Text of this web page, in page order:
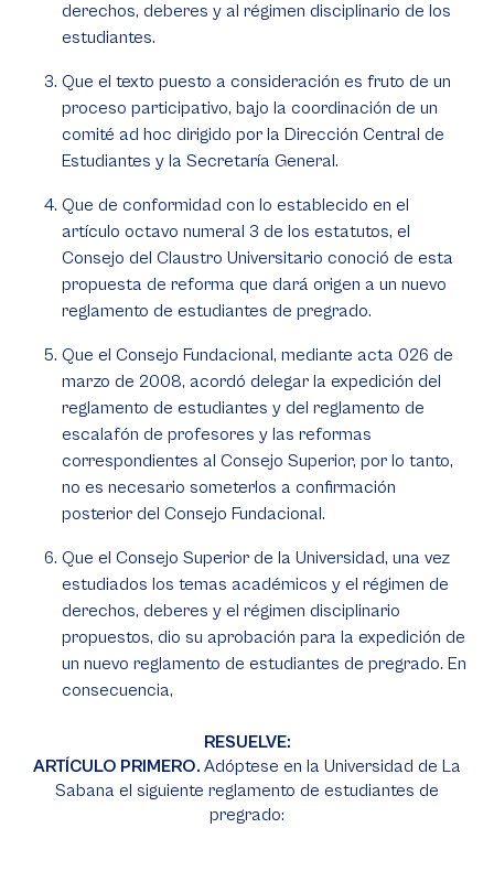
derechos, deberes y al régimen disciplinario de los
estudiantes.
Que el texto puesto a consideración es fruto de un
proceso participativo, bajo la coordinación de un
comité ad hoc dirigido por la Dirección Central de
Estudiantes y la Secretaría General.
Que de conformidad con lo establecido en el
artículo octavo numeral 3 de los estatutos, el
Consejo del Claustro Universitario conoció de esta
propuesta de reforma que dará origen a un nuevo
reglamento de estudiantes de pregrado.
Que el Consejo Fundacional, mediante acta 026 de
marzo de 2008, acordó delegar la expedición del
reglamento de estudiantes y del reglamento de
escalafón de profesores y las reformas
correspondientes al Consejo Superior, por lo tanto,
no es necesario someterlos a confirmación
posterior del Consejo Fundacional.
Que el Consejo Superior de la Universidad, una vez
estudiados los temas académicos y el régimen de
derechos, deberes y el régimen disciplinario
propuestos, dio su aprobación para la expedición de
un nuevo reglamento de estudiantes de pregrado. En
consecuencia,
RESUELVE:
ARTÍCULO PRIMERO. Adóptese en la Universidad de La
Sabana el siguiente reglamento de estudiantes de
pregrado: